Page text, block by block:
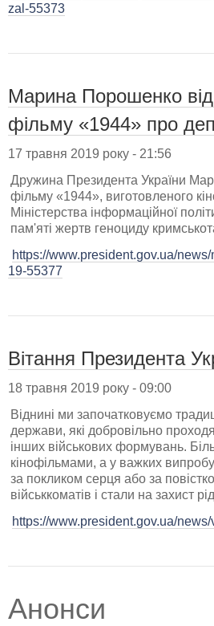
zal-55373
Марина Порошенко
фільму «1944» про
17 травня 2019 року - 21:56
Дружина Президента України
фільму «1944», виготовленого
Міністерства інформаційної
пам'яті жертв геноциду
https://www.president.gov.ua/
19-55377
Вітання Президента
18 травня 2019 року - 09:00
Віднині ми започатковуємо
держави, які добровільно
інших військових формувань.
кінофільмами, а у важких
за покликом серця або за
військкоматів і стали на захист
https://www.president.gov.ua/
Анонси